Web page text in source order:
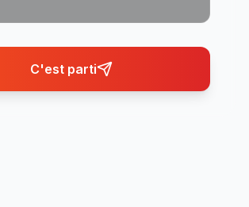
C'est parti